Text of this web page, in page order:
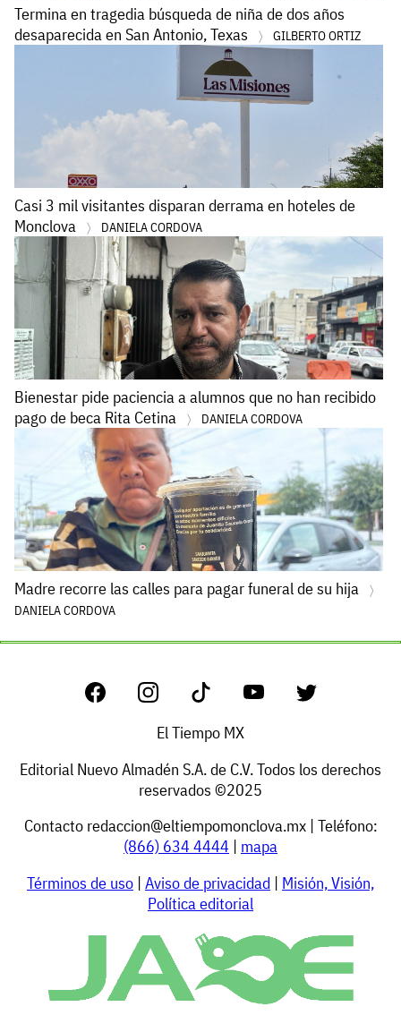
Termina en tragedia búsqueda de niña de dos años
desaparecida en San Antonio, Texas
GILBERTO ORTIZ
Casi 3 mil visitantes disparan derrama en hoteles de
Monclova
DANIELA CORDOVA
Bienestar pide paciencia a alumnos que no han recibido
pago de beca Rita Cetina
DANIELA CORDOVA
Madre recorre las calles para pagar funeral de su hija
DANIELA CORDOVA
El Tiempo MX
Editorial Nuevo Almadén S.A. de C.V. Todos los derechos
reservados ©2025
Contacto redaccion@eltiempomonclova.mx| Teléfono:
(866) 634 4444 | mapa
Términos de uso | Aviso de privacidad | Misión, Visión,
Política editorial